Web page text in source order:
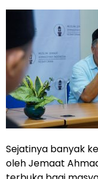
Sejatinya banyak
oleh Jemaat